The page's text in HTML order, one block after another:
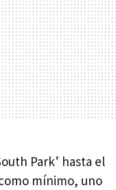
Park’ hasta el
mínimo, uno